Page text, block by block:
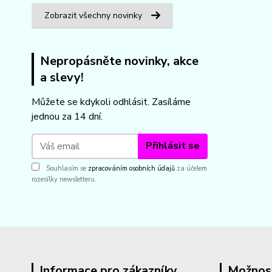
Zobrazit všechny novinky
Nepropásněte novinky, akce
a slevy!
Můžete se kdykoli odhlásit. Zasíláme
jednou za 14 dní.
Přihlásit se
Souhlasím se zpracováním osobních údajů za účelem
rozesílky newsletteru.